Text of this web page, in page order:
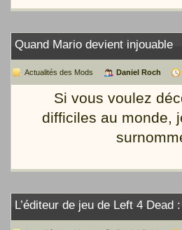
Quand Mario devient injouable
Actualités des Mods Daniel Roch
Si vous voulez
difficiles au monde,
L’éditeur de jeu de Left 4 Dead